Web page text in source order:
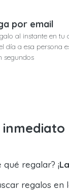
por email
al instante en tu
día a esa persona
segundos
regalar? ¡
regalos